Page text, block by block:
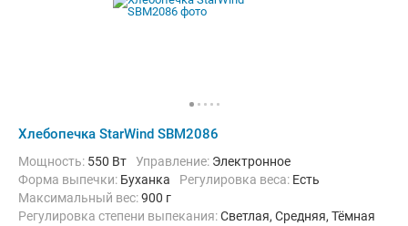
Хлебопечка StarWind SBM2086
Мощность: 550 Вт Управление: Электронное
Форма выпечки: Буханка регулировка веса: Есть
максимальный вес:900 г
Регулировка степени выпекания:Светлая, Средняя, Тёмная